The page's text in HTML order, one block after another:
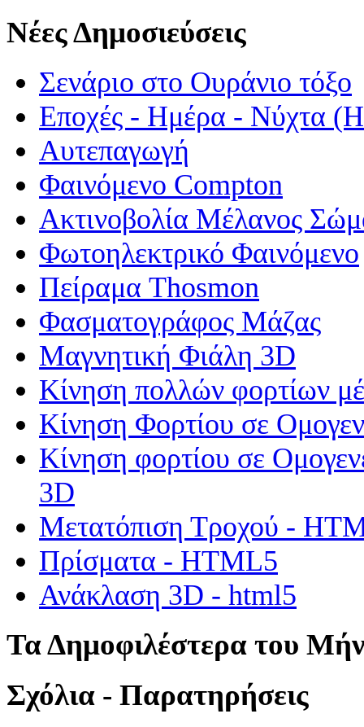
Νέες Δημοσιεύσεις
Σενάριο στο Ουράνιο τόξο
Εποχές - Ημέρα - Νύχτα
Αυτεπαγωγή
Φαινόμενο Compton
Ακτινοβολία Μέλανος
Φωτοηλεκτρικό Φαινόμενο
Πείραμα Thosmon
Φασματογράφος Μάζας
Μαγνητική Φιάλη 3D
Κίνηση πολλών φορτίων
Κίνηση Φορτίου σε
Κίνηση φορτίου σε
3D
Μετατόπιση Τροχού -
Πρίσματα - HTML5
Ανάκλαση 3D - html5
Τα Δημοφιλέστερα του
Σχόλια - Παρατηρήσεις